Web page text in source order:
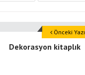
Dekorasyon kitaplık
Önceki Yazı